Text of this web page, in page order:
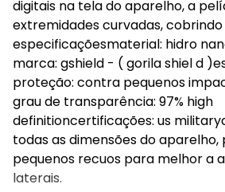
digitais na tela do aparelho, a
extremidades curvadas, cobrindo
especificaçõesmaterial: hidro
marca: gshield - ( gorila shiel d
proteção: contra pequenos
grau de transparência: 97% high
definitioncertificações: us
todas as dimensões do
pequenos recuos para melhor a
laterais.